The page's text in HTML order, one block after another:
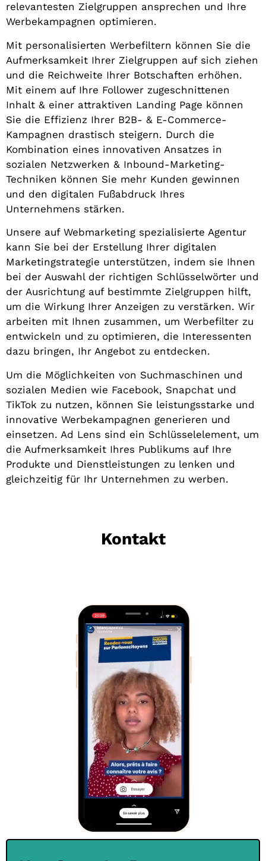
relevantesten Zielgruppen ansprechen und Ihre
Werbekampagnen optimieren.
Mit personalisierten Werbefiltern können Sie die
Aufmerksamkeit Ihrer Zielgruppen auf sich ziehen
und die Reichweite Ihrer Botschaften erhöhen.
Mit einem auf Ihre Follower zugeschnittenen
Inhalt & einer attraktiven Landing Page können
Sie die Effizienz Ihrer B2B- & E-Commerce-
Kampagnen drastisch steigern. Durch die
Kombination eines innovativen Ansatzes in
sozialen Netzwerken & Inbound-Marketing-
Techniken können Sie mehr Kunden gewinnen
und den digitalen Fußabdruck Ihres
Unternehmens stärken.
Unsere auf Webmarketing spezialisierte Agentur
kann Sie bei der Erstellung Ihrer digitalen
Marketingstrategie unterstützen, indem sie Ihnen
bei der Auswahl der richtigen Schlüsselwörter und
der Ausrichtung auf bestimmte Zielgruppen hilft,
um die Wirkung Ihrer Anzeigen zu verstärken. Wir
arbeiten mit Ihnen zusammen, um Werbefilter zu
entwickeln und zu optimieren, die Interessenten
dazu bringen, Ihr Angebot zu entdecken.
Um die Möglichkeiten von Suchmaschinen und
sozialen Medien wie Facebook, Snapchat und
TikTok zu nutzen, können Sie leistungsstarke und
innovative Werbekampagnen generieren und
einsetzen. Ad Lens sind ein Schlüsselelement, um
die Aufmerksamkeit Ihres Publikums auf Ihre
Produkte und Dienstleistungen zu lenken und
gleichzeitig für Ihr Unternehmen zu werben.
Kontakt